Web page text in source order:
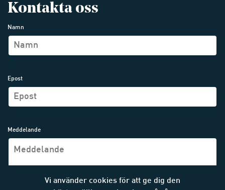
Kontakta oss
Namn
Epost
Meddelande
Vi använder cookies för att ge dig den